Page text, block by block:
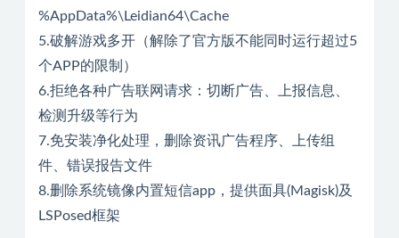
%AppData%\Leidian64\Cache
5.破解游戏多开（解除了官方版不能同时运行超过5
个APP的限制）
6.拒绝各种广告联网请求：切断广告、上报信息、
检测升级等行为
7.免安装净化处理，删除资讯广告程序、上传组
件、错误报告文件
8.删除系统镜像内置短信app，提供面具(Magisk)及
LSPosed框架